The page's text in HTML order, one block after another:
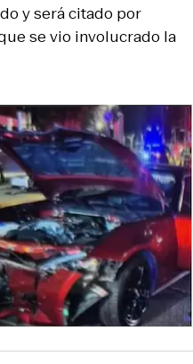
y será citado por
se vio involucrado la